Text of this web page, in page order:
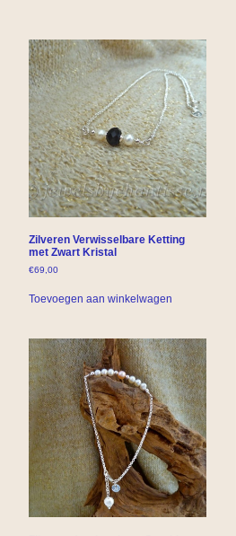
Zilveren Verwisselbare Ketting
met Zwart Kristal
€69,00
Toevoegen aan winkelwagen